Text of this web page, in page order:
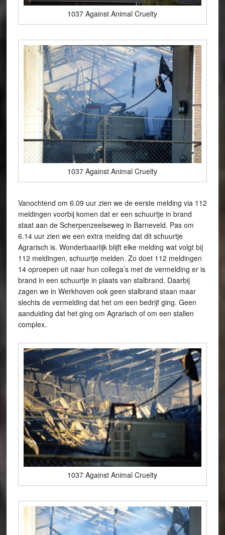
1037 Against Animal Cruelty
1037 Against Animal Cruelty
Vanochtend om 6.09 uur zien we de eerste melding via 112
meldingen voorbij komen dat er een schuurtje in brand
staat aan de Scherpenzeelseweg in Barneveld. Pas om
6.14 uur zien we een extra melding dat dit schuurtje
Agrarisch is. Wonderbaarlijk blijft elke melding wat volgt bij
112 meldingen, schuurtje melden. Zo doet 112 meldingen
14 oproepen uit naar hun collega’s met de vermelding er is
brand in een schuurtje in plaats van stalbrand. Daarbij
zagen we in Werkhoven ook geen stalbrand staan maar
slechts de vermelding dat het om een bedrijf ging. Geen
aanduiding dat het ging om Agrarisch of om een stallen
complex.
1037 Against Animal Cruelty